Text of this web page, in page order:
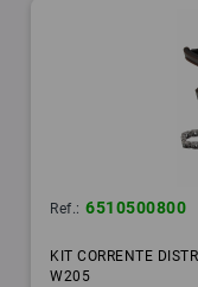
Ref.: 6510500800
KIT CORRENTE
W205